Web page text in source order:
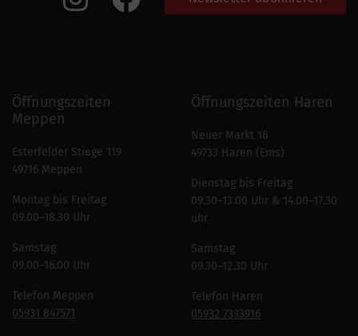
Öffnungszeiten
Meppen
Esterfelder Stiege 119
49716 Meppen
Montag bis Freitag
09.00–18.30 Uhr
Samstag
09.00–16.00 Uhr
Telefon Meppen
05931 847571
Öffnungszeiten Haren
Neuer Markt 16
49733 Haren (Ems)
Dienstag bis Freitag
09.30–13.00 Uhr & 14.00–17.30
uhr
Samstag
09.30–12.30 Uhr
Telefon Haren
05932 7333916